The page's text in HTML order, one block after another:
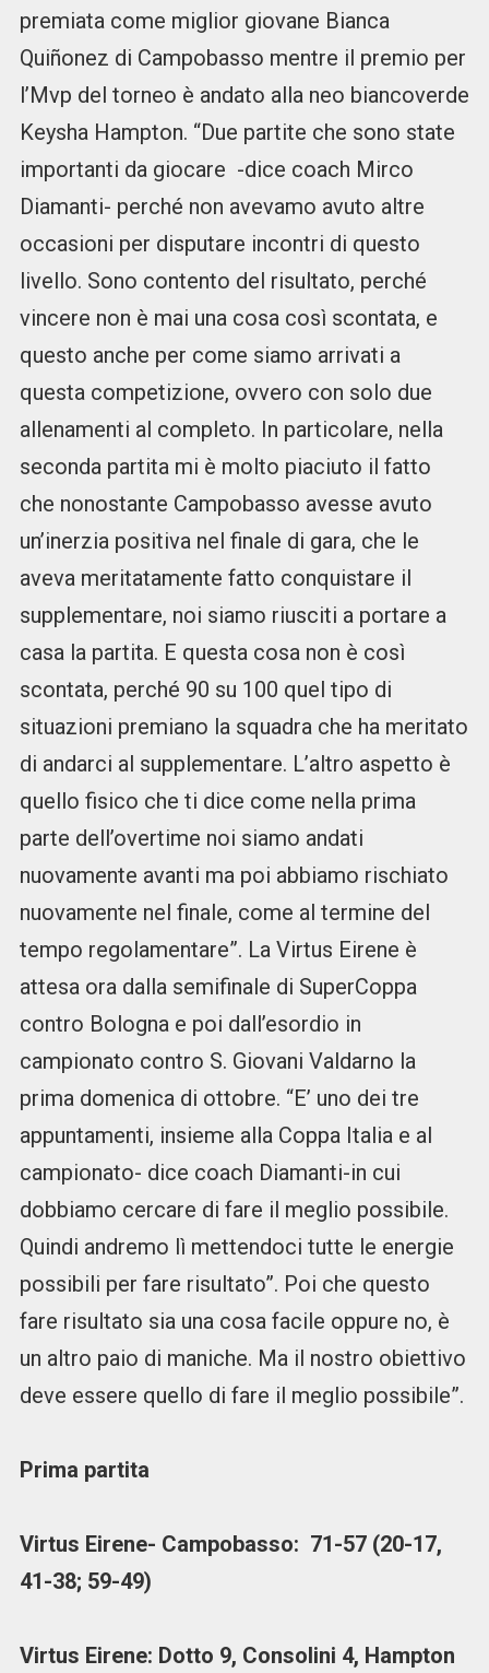
premiata come miglior giovane Bianca
Quiñonez di Campobasso mentre il premio per
l’Mvp del torneo è andato alla neo biancoverde
Keysha Hampton. “Due partite che sono state
importanti da giocare -dice coach Mirco
Diamanti- perché non avevamo avuto altre
occasioni per disputare incontri di questo
livello. Sono contento del risultato, perché
vincere non è mai una cosa così scontata, e
questo anche per come siamo arrivati a
questa competizione, ovvero con solo due
allenamenti al completo. In particolare, nella
seconda partita mi è molto piaciuto il fatto
che nonostante Campobasso avesse avuto
un’inerzia positiva nel finale di gara, che le
aveva meritatamente fatto conquistare il
supplementare, noi siamo riusciti a portare a
casa la partita. E questa cosa non è così
scontata, perché 90 su 100 quel tipo di
situazioni premiano la squadra che ha meritato
di andarci al supplementare. L’altro aspetto è
quello fisico che ti dice come nella prima
parte dell’overtime noi siamo andati
nuovamente avanti ma poi abbiamo rischiato
nuovamente nel finale, come al termine del
tempo regolamentare”. La Virtus Eirene è
attesa ora dalla semifinale di SuperCoppa
contro Bologna e poi dall’esordio in
campionato contro S. Giovani Valdarno la
prima domenica di ottobre. “E’ uno dei tre
appuntamenti, insieme alla Coppa Italia e al
campionato- dice coach Diamanti-in cui
dobbiamo cercare di fare il meglio possibile.
Quindi andremo lì mettendoci tutte le energie
possibili per fare risultato”. Poi che questo
fare risultato sia una cosa facile oppure no, è
un altro paio di maniche. Ma il nostro obiettivo
deve essere quello di fare il meglio possibile”.
Prima partita
Virtus Eirene- Campobasso: 71-57 (20-17,
41-38; 59-49)
Virtus Eirene: Dotto 9, Consolini 4, Hampton